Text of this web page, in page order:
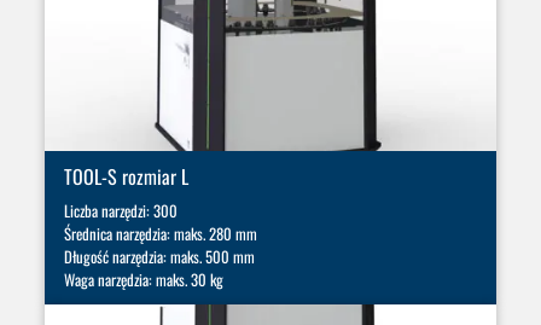
TOOL-S rozmiar L
Liczba narzędzi: 300
Średnica narzędzia: maks. 280 mm
Długość narzędzia: maks. 500 mm
Waga narzędzia: maks. 30 kg